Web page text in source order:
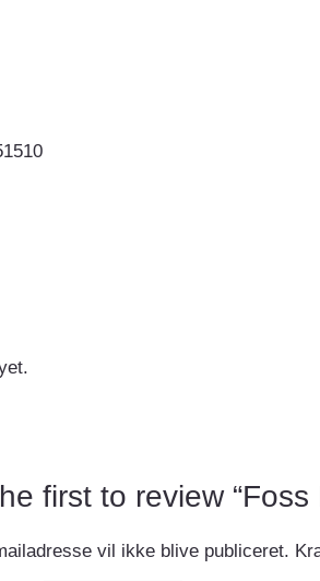
first to review
vil ikke blive publiceret.